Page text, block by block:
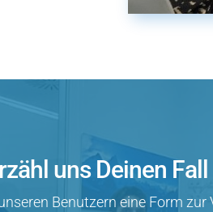
uns Deinen Fall
Benutzern eine Form zur